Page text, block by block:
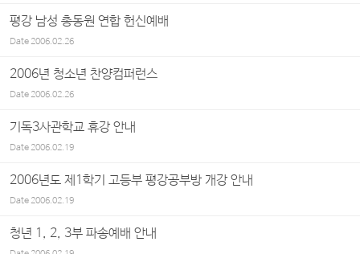
평강 남성 총동원 연합 헌신예배
Date2006.02.26
2006년 청소년 찬양컴퍼런스
Date2006.02.26
기독3사관학교 휴강 안내
Date2006.02.19
2006년도 제1학기 고등부 평강공부방 개강 안내
Date2006.02.19
청년 1, 2, 3부 파송예배 안내